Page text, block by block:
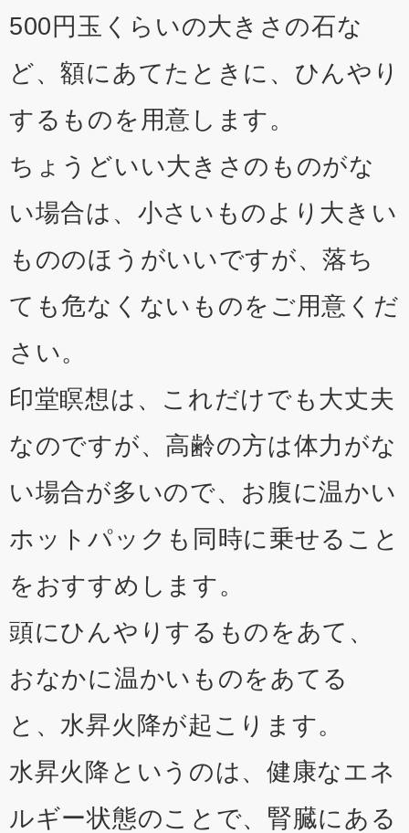
500円玉くらいの大きさの石な
ど、額にあてたときに、ひんやり
するものを用意します。
ちょうどいい大きさのものがな
い場合は、小さいものより大きい
もののほうがいいですが、落ち
ても危なくないものをご用意くだ
さい。
印堂瞑想は、これだけでも大丈夫
なのですが、高齢の方は体力がな
い場合が多いので、お腹に温かい
ホットパックも同時に乗せること
をおすすめします。
頭にひんやりするものをあて、
おなかに温かいものをあてる
と、水昇火降が起こります。
水昇火降というのは、健康なエネ
ルギー状態のことで、腎臓にある